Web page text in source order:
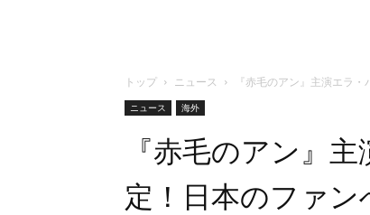
トップ ニュース 『赤毛のアン』主演エラ
ニュース 海外
『赤毛のアン』
定！日本のファ